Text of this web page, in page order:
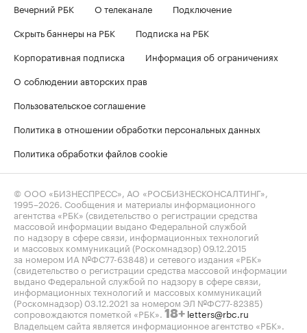
Вечерний РБК
О телеканале
Подключение
Скрыть баннеры на РБК
Подписка на РБК
Корпоративная подписка
Информация об ограничениях
О соблюдении авторских прав
Пользовательское соглашение
Политика в отношении обработки персональных данных
Политика обработки файлов cookie
© ООО «БИЗНЕСПРЕСС», АО «РОСБИЗНЕСКОНСАЛТИНГ»,
1995–2026 . Сообщения и материалы информационного
агентства «РБК» (свидетельство о регистрации средства
массовой информации выдано Федеральной службой
по надзору в сфере связи, информационных технологий
и массовых коммуникаций (Роскомнадзор) 09.12.2015
за номером ИА №ФС77-63848) и сетевого издания «РБК»
(свидетельство о регистрации средства массовой информации
выдано Федеральной службой по надзору в сфере связи,
информационных технологий и массовых коммуникаций
(Роскомнадзор) 03.12.2021 за номером ЭЛ №ФС77-82385)
сопровождаются пометкой «РБК». 18+ letters@rbc.ru
Владельцем сайта является информационное агентство «РБК».